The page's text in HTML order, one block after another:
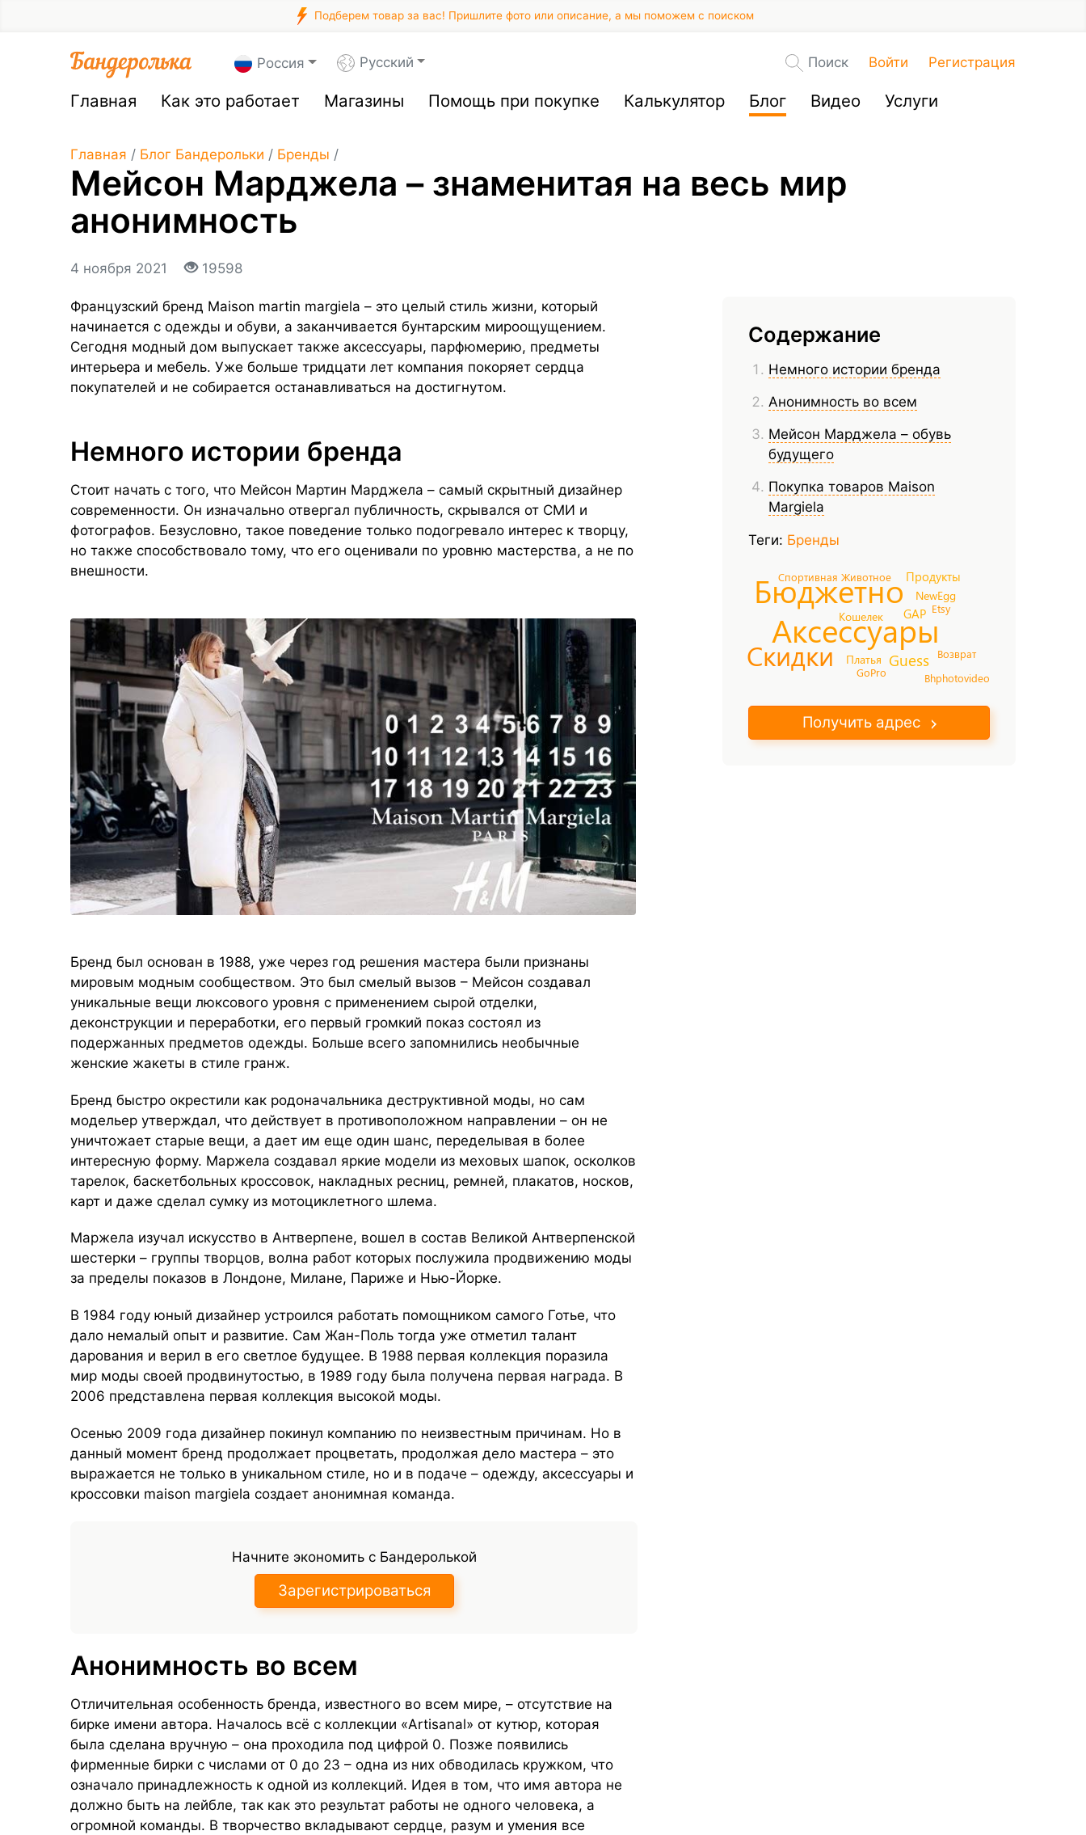
Подберем товар за вас! Пришлите фото или описание, а мы поможем с поиском
Россия Русский Поиск Войти Регистрация
Главная Как это работает Магазины Помощь при покупке Калькулятор Блог Видео Услуги
Главная / Блог Бандерольки / Бренды /
Мейсон Марджела – знаменитая на весь мир
анонимность
4 ноября 2021 19598
Содержание
Немного истории бренда
Анонимность во всем
Мейсон Марджела – обувь
будущего
Покупка товаров Maison
Margiela
Теги: Бренды
Бюджетно
Аксессуары
Скидки Guess
Продукты
GAP
NewEgg
Кошелек
Платья
Etsy
Спортивная Животное
Bhphotovideo
GoPro
Возврат
Получить адрес
Французский бренд Maison martin margiela – это целый стиль жизни, который
начинается с одежды и обуви, а заканчивается бунтарским мироощущением.
Сегодня модный дом выпускает также аксессуары, парфюмерию, предметы
интерьера и мебель. Уже больше тридцати лет компания покоряет сердца
покупателей и не собирается останавливаться на достигнутом.
Немного истории бренда
Стоит начать с того, что Мейсон Мартин Марджела – самый скрытный дизайнер
современности. Он изначально отвергал публичность, скрывался от СМИ и
фотографов. Безусловно, такое поведение только подогревало интерес к творцу,
но также способствовало тому, что его оценивали по уровню мастерства, а не по
внешности.
Бренд был основан в 1988, уже через год решения мастера были признаны
мировым модным сообществом. Это был смелый вызов – Мейсон создавал
уникальные вещи люксового уровня с применением сырой отделки,
деконструкции и переработки, его первый громкий показ состоял из
подержанных предметов одежды. Больше всего запомнились необычные
женские жакеты в стиле гранж.
Бренд быстро окрестили как родоначальника деструктивной моды, но сам
модельер утверждал, что действует в противоположном направлении – он не
уничтожает старые вещи, а дает им еще один шанс, переделывая в более
интересную форму. Маржела создавал яркие модели из меховых шапок, осколков
тарелок, баскетбольных кроссовок, накладных ресниц, ремней, плакатов, носков,
карт и даже сделал сумку из мотоциклетного шлема.
Маржела изучал искусство в Антверпене, вошел в состав Великой Антверпенской
шестерки – группы творцов, волна работ которых послужила продвижению моды
за пределы показов в Лондоне, Милане, Париже и Нью-Йорке.
В 1984 году юный дизайнер устроился работать помощником самого Готье, что
дало немалый опыт и развитие. Сам Жан-Поль тогда уже отметил талант
дарования и верил в его светлое будущее. В 1988 первая коллекция поразила
мир моды своей продвинутостью, в 1989 году была получена первая награда. В
2006 представлена первая коллекция высокой моды.
Осенью 2009 года дизайнер покинул компанию по неизвестным причинам. Но в
данный момент бренд продолжает процветать, продолжая дело мастера – это
выражается не только в уникальном стиле, но и в подаче – одежду, аксессуары и
кроссовки maison margiela создает анонимная команда.
Начните экономить с Бандеролькой
Зарегистрироваться
Анонимность во всем
Отличительная особенность бренда, известного во всем мире, – отсутствие на
бирке имени автора. Началось всё с коллекции «Artisanal» от кутюр, которая
была сделана вручную – она проходила под цифрой 0. Позже появились
фирменные бирки с числами от 0 до 23 – одна из них обводилась кружком, что
означало принадлежность к одной из коллекций. Идея в том, что имя автора не
должно быть на лейбле, так как это результат работы не одного человека, а
огромной команды. В творчество вкладывают сердце, разум и умения все